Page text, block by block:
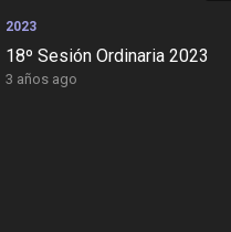
2023
18º Sesión Ordinaria 2023
3 años ago